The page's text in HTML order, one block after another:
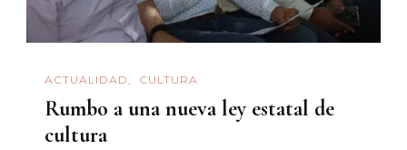
ACTUALIDAD CULTURA
Rumbo a una nueva ley estatal de
cultura